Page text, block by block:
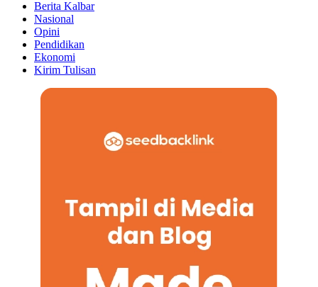
Berita Kalbar
Nasional
Opini
Pendidikan
Ekonomi
Kirim Tulisan